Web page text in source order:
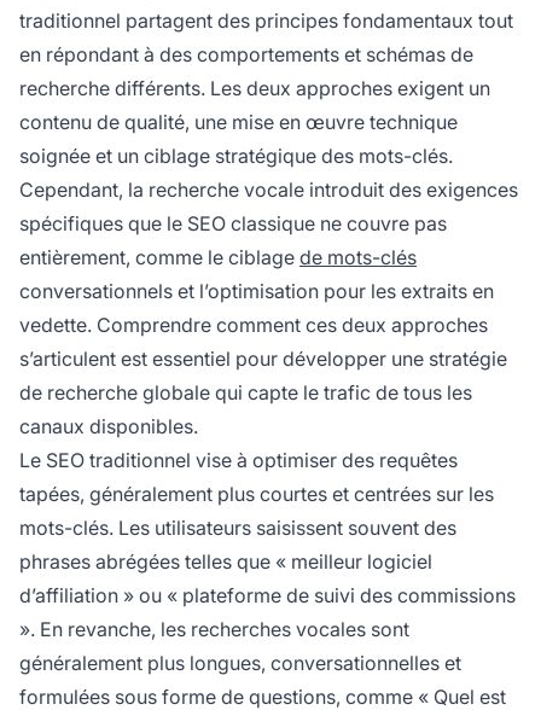
traditionnel partagent des principes fondamentaux tout
en répondant à des comportements et schémas de
recherche différents. Les deux approches exigent un
contenu de qualité, une mise en œuvre technique
soignée et un ciblage stratégique des mots-clés.
Cependant, la recherche vocale introduit des exigences
spécifiques que le SEO classique ne couvre pas
entièrement, comme le ciblage de mots-clés
conversationnels et l’optimisation pour les extraits en
vedette. Comprendre comment ces deux approches
s’articulent est essentiel pour développer une stratégie
de recherche globale qui capte le trafic de tous les
canaux disponibles.
Le SEO traditionnel vise à optimiser des requêtes
tapées, généralement plus courtes et centrées sur les
mots-clés. Les utilisateurs saisissent souvent des
phrases abrégées telles que « meilleur logiciel
d’affiliation » ou « plateforme de suivi des commissions
». En revanche, les recherches vocales sont
généralement plus longues, conversationnelles et
formulées sous forme de questions, comme « Quel est